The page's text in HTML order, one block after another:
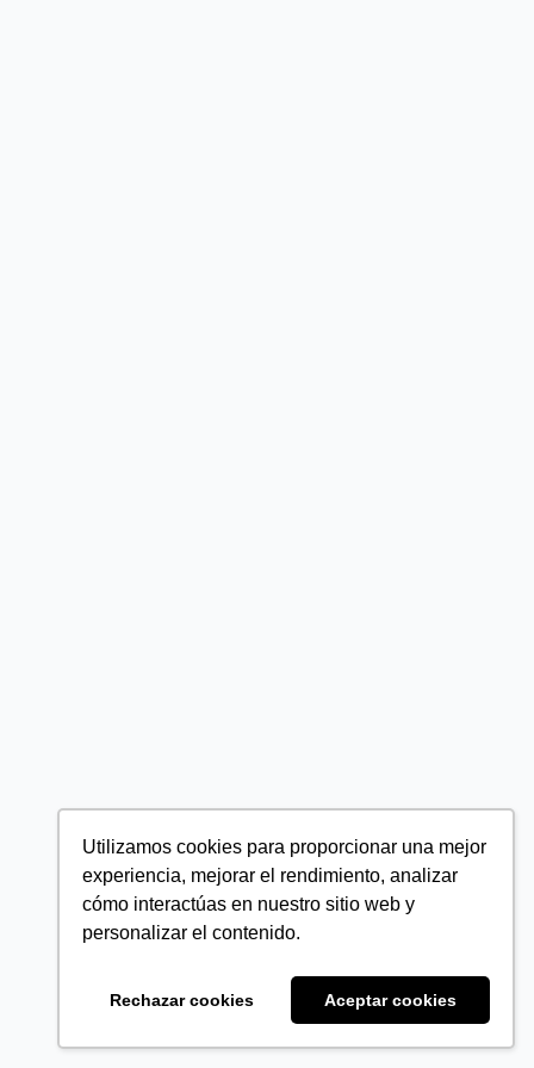
Utilizamos cookies para proporcionar una mejor
experiencia, mejorar el rendimiento, analizar
cómo interactúas en nuestro sitio web y
personalizar el contenido.
Rechazar cookies Aceptar cookies